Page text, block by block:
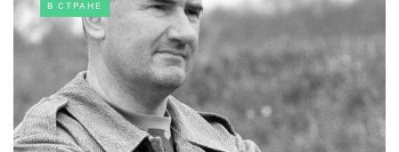
В СТРАНЕ